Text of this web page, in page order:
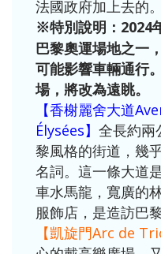
法國政府加上去的。
※特別說明： 2024
巴黎奧運場地之一
可能影響車輛通行
場，將改為遠眺。
【香榭麗舍大道
Élysées】 全長約兩
黎風格的街道，幾
名詞。這一條大道
車水馬龍，寬廣的
服飾店，是造訪巴
【凱旋門Arc de